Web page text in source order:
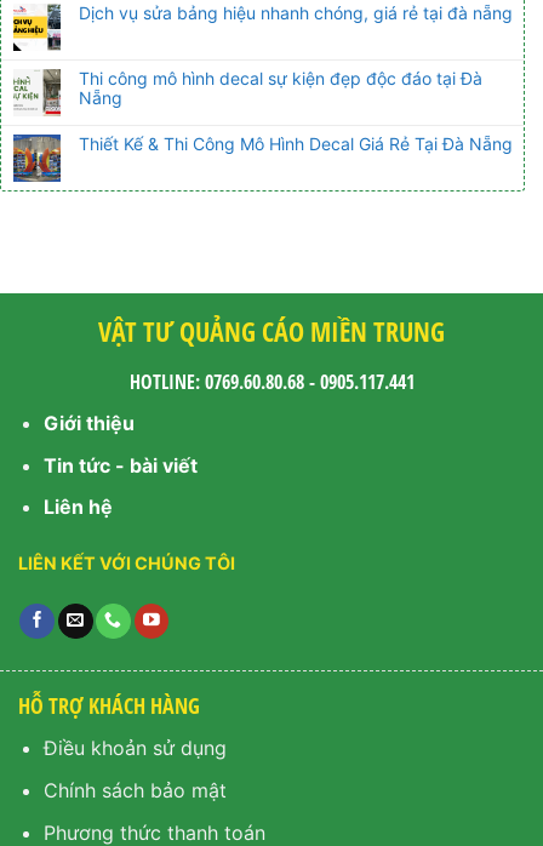
Dịch vụ sửa bảng hiệu nhanh chóng, giá rẻ tại đà nẵng
Thi công mô hình decal sự kiện đẹp độc đáo tại Đà
Nẵng
Thiết Kế & Thi Công Mô Hình Decal Giá Rẻ Tại Đà Nẵng
VẬT TƯ QUẢNG CÁO MIỀN TRUNG
HOTLINE: 0769.60.80.68 - 0905.117.441
Giới thiệu
Tin tức - bài viết
Liên hệ
LIÊN KẾT VỚI CHÚNG TÔI
HỖ TRỢ KHÁCH HÀNG
Điều khoản sử dụng
Chính sách bảo mật
Phương thức thanh toán